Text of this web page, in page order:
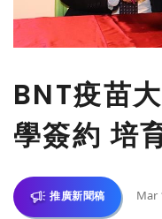
BNT疫苗
學簽約 培
推廣新聞稿 Mar